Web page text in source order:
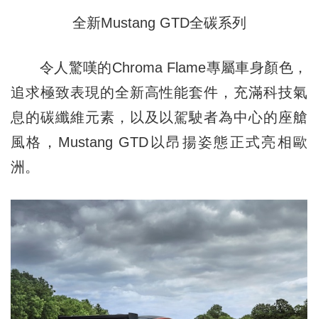
全新Mustang GTD全碳系列
令人驚嘆的Chroma Flame專屬車身顏色，
追求極致表現的全新高性能套件，充滿科技氣
息的碳纖維元素，以及以駕駛者為中心的座艙
風格，Mustang GTD以昂揚姿態正式亮相歐
洲。